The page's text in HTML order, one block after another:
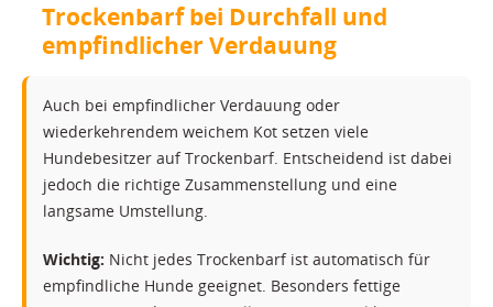
Trockenbarf bei Durchfall und
empfindlicher Verdauung
Auch bei empfindlicher Verdauung oder
wiederkehrendem weichem Kot setzen viele
Hundebesitzer auf Trockenbarf. Entscheidend ist dabei
jedoch die richtige Zusammenstellung und eine
langsame Umstellung.
Wichtig: Nicht jedes Trockenbarf ist automatisch für
empfindliche Hunde geeignet. Besonders fettige